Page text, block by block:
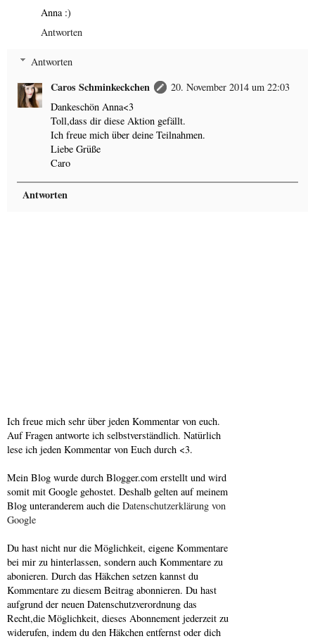
Anna :)
Antworten
Antworten
Caros Schminkeckchen
20. November 2014 um 22:03
Dankeschön Anna<3
Toll,dass dir diese Aktion gefällt.
Ich freue mich über deine Teilnahmen.
Liebe Grüße
Caro
Antworten
Ich freue mich sehr über jeden Kommentar von euch.
Auf Fragen antworte ich selbstverständlich. Natürlich
lese ich jeden Kommentar von Euch durch <3.
Mein Blog wurde durch Blogger.com erstellt und wird
somit mit Google gehostet. Deshalb gelten auf meinem
Blog unteranderem auch die Datenschutzerklärung von
Google
Du hast nicht nur die Möglichkeit, eigene Kommentare
bei mir zu hinterlassen, sondern auch Kommentare zu
abonieren. Durch das Häkchen setzen kannst du
Kommentare zu diesem Beitrag abonnieren. Du hast
aufgrund der neuen Datenschutzverordnung das
Recht,die Möglichkeit, dieses Abonnement jederzeit zu
widerufen, indem du den Häkchen entfernst oder dich